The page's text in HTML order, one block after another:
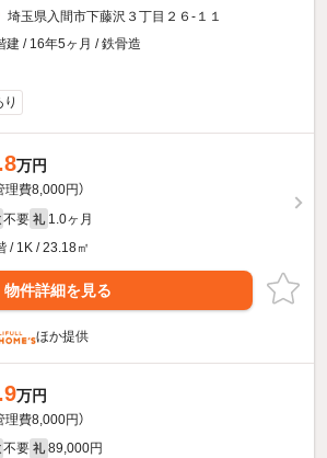
埼玉県入間市下藤沢３丁目２６-１１
建 / 16年5ヶ月 / 鉄骨造
万円
理費8,000円）
不要 礼 1.0ヶ月
/ 1K / 23.18㎡
物件詳細を見る
ほか提供
万円
理費8,000円）
不要 礼 89,000円